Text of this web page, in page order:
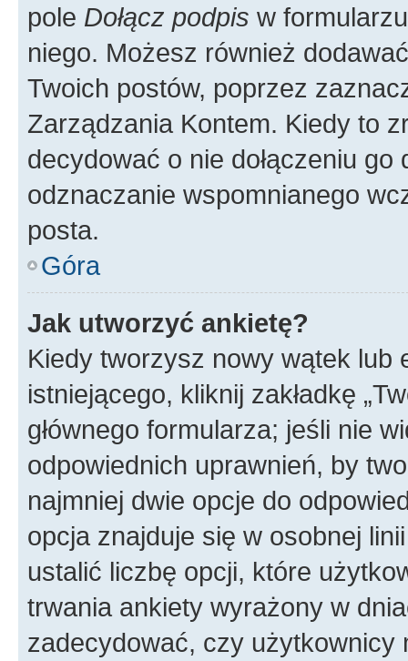
pole Dołącz podpis w
niego. Możesz również
Twoich postów, poprzez
Zarządzania Kontem. Kiedy to
decydować o nie dołączeniu
odznaczanie wspomnianego
posta.
Góra
Jak utworzyć ankietę?
Kiedy tworzysz nowy wątek lub
istniejącego, kliknij zakładkę
głównego formularza; jeśli nie
odpowiednich uprawnień, by
najmniej dwie opcje do
opcja znajduje się w osobnej
ustalić liczbę opcji, które
trwania ankiety wyrażony w
zadecydować, czy użytkownicy